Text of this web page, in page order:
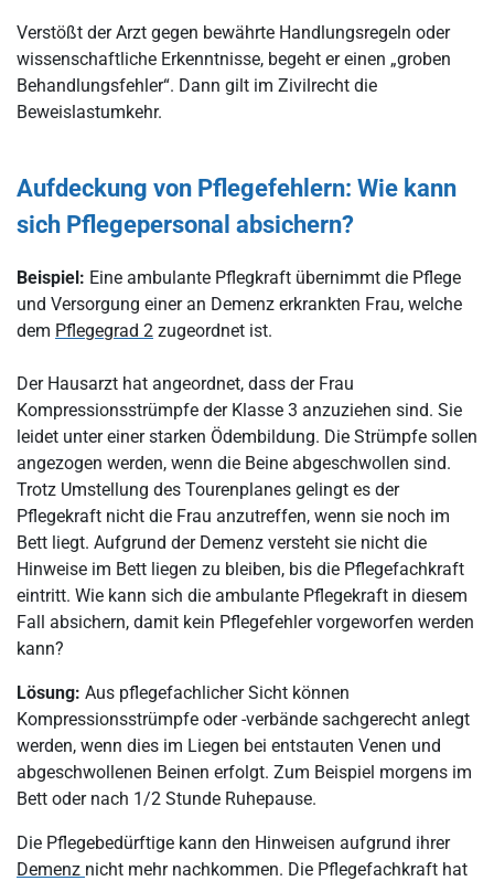
Verstößt der Arzt gegen bewährte Handlungsregeln oder
wissenschaftliche Erkenntnisse, begeht er einen „groben
Behandlungsfehler“. Dann gilt im Zivilrecht die
Beweislastumkehr.
Aufdeckung von Pflegefehlern: Wie kann
sich Pflegepersonal absichern?
Beispiel: Eine ambulante Pflegkraft übernimmt die Pflege
und Versorgung einer an Demenz erkrankten Frau, welche
dem Pflegegrad 2 zugeordnet ist.
Der Hausarzt hat angeordnet, dass der Frau
Kompressionsstrümpfe der Klasse 3 anzuziehen sind. Sie
leidet unter einer starken Ödembildung. Die Strümpfe sollen
angezogen werden, wenn die Beine abgeschwollen sind.
Trotz Umstellung des Tourenplanes gelingt es der
Pflegekraft nicht die Frau anzutreffen, wenn sie noch im
Bett liegt. Aufgrund der Demenz versteht sie nicht die
Hinweise im Bett liegen zu bleiben, bis die Pflegefachkraft
eintritt. Wie kann sich die ambulante Pflegekraft in diesem
Fall absichern, damit kein Pflegefehler vorgeworfen werden
kann?
Lösung: Aus pflegefachlicher Sicht können
Kompressionsstrümpfe oder -verbände sachgerecht anlegt
werden, wenn dies im Liegen bei entstauten Venen und
abgeschwollenen Beinen erfolgt. Zum Beispiel morgens im
Bett oder nach 1/2 Stunde Ruhepause.
Die Pflegebedürftige kann den Hinweisen aufgrund ihrer
Demenz nicht mehr nachkommen. Die Pflegefachkraft hat